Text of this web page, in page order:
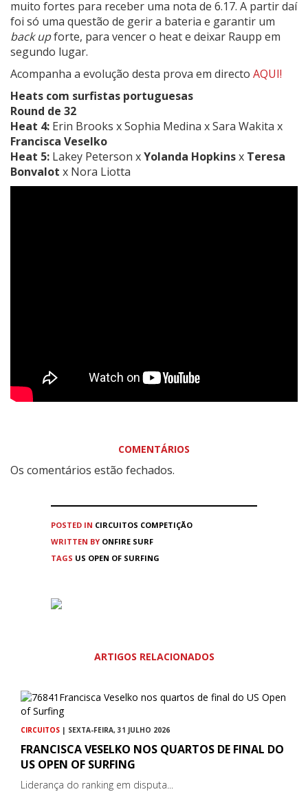
muito fortes para receber uma nota de 6.17. A partir daí
foi só uma questão de gerir a bateria e garantir um
back upforte, para vencer o heat e deixar Raupp em
segundo lugar.
Acompanha a evolução desta prova em directo AQUI!
Heats com surfistas portuguesas
Round de 32
Heat 4: Erin Brooks x Sophia Medina x Sara Wakita x
Francisca Veselko
Heat 5: Lakey Peterson xYolanda Hopkinsx Teresa
Bonvalot x Nora Liotta
COMENTÁRIOS
Os comentários estão fechados.
POSTED IN CIRCUITOS COMPETIÇÃO
WRITTEN BY ONFIRE SURF
TAGS US OPEN OF SURFING
ARTIGOS RELACIONADOS
CIRCUITOS | SEXTA-FEIRA, 31 JULHO 2026
FRANCISCA VESELKO NOS QUARTOS DE FINAL DO
US OPEN OF SURFING
Liderança do ranking em disputa...